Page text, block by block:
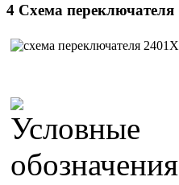
4 Схема переключателя